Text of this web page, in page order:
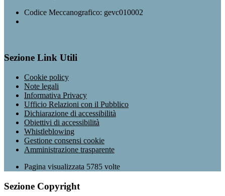
Codice Meccanografico: gevc010002
Sezione Link Utili
Cookie policy
Note legali
Informativa Privacy
Ufficio Relazioni con il Pubblico
Dichiarazione di accessibilità
Obiettivi di accessibilità
Whistleblowing
Gestione consensi cookie
Amministrazione trasparente
Pagina visualizzata 5785 volte
Sezione Copyright